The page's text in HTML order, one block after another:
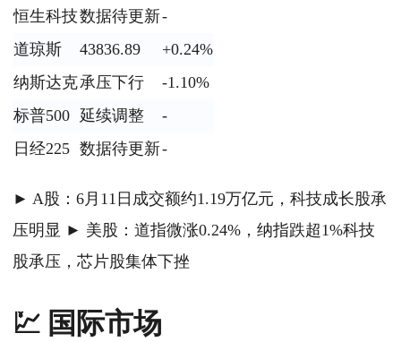
恒生科技数据待更新-
道琼斯
43836.89
+0.24%
纳斯达克承压下行
-1.10%
标普500 延续调整
-
日经225 数据待更新-
► A股：6月11日成交额约1.19万亿元，科技成长股承
压明显 ► 美股：道指微涨0.24%，纳指跌超1%科技
股承压，芯片股集体下挫
💹 国际市场